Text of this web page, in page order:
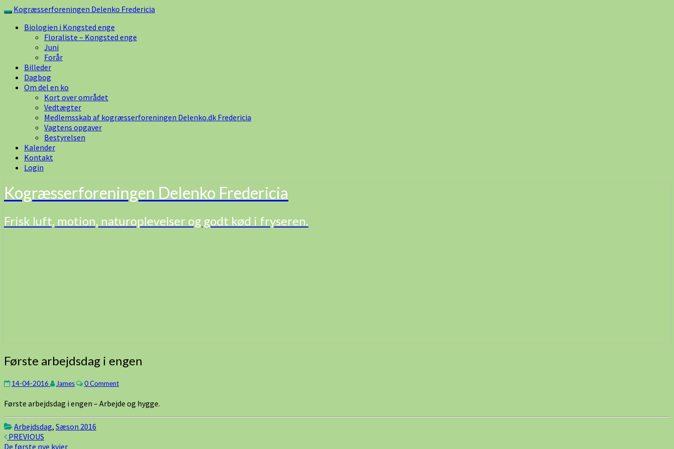
Skip
content
Toggle
navigation
Kogræsserforeningen Delenko Fredericia
Biologien i Kongsted enge
Floraliste – Kongsted enge
Juni
Forår
Billeder
Dagbog
Om del en ko
Kort over området
Vedtægter
Medlemsskab af kogræsserforeningen Delenko.dk Fredericia
Vagtens opgaver
Bestyrelsen
Kalender
Kontakt
Login
Kogræsserforeningen Delenko Fredericia
Frisk luft, motion, naturoplevelser og godt kød i fryseren.
Første
arbejdsdag
i
engen
Første arbejdsdag i engen
14-04-2016 James Comments
0 Comment
Første arbejdsdag i engen – Arbejde og hygge.
Arbejdsdag, Sæson 2016
Post
PREVIOUS
De første nye kvier